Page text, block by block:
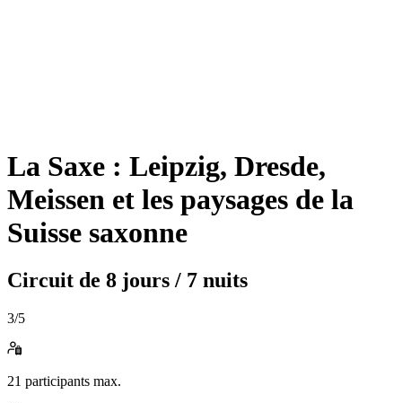
La Saxe : Leipzig, Dresde,
Meissen et les paysages de la
Suisse saxonne
Circuit de 8 jours / 7 nuits
3/5
21 participants max.